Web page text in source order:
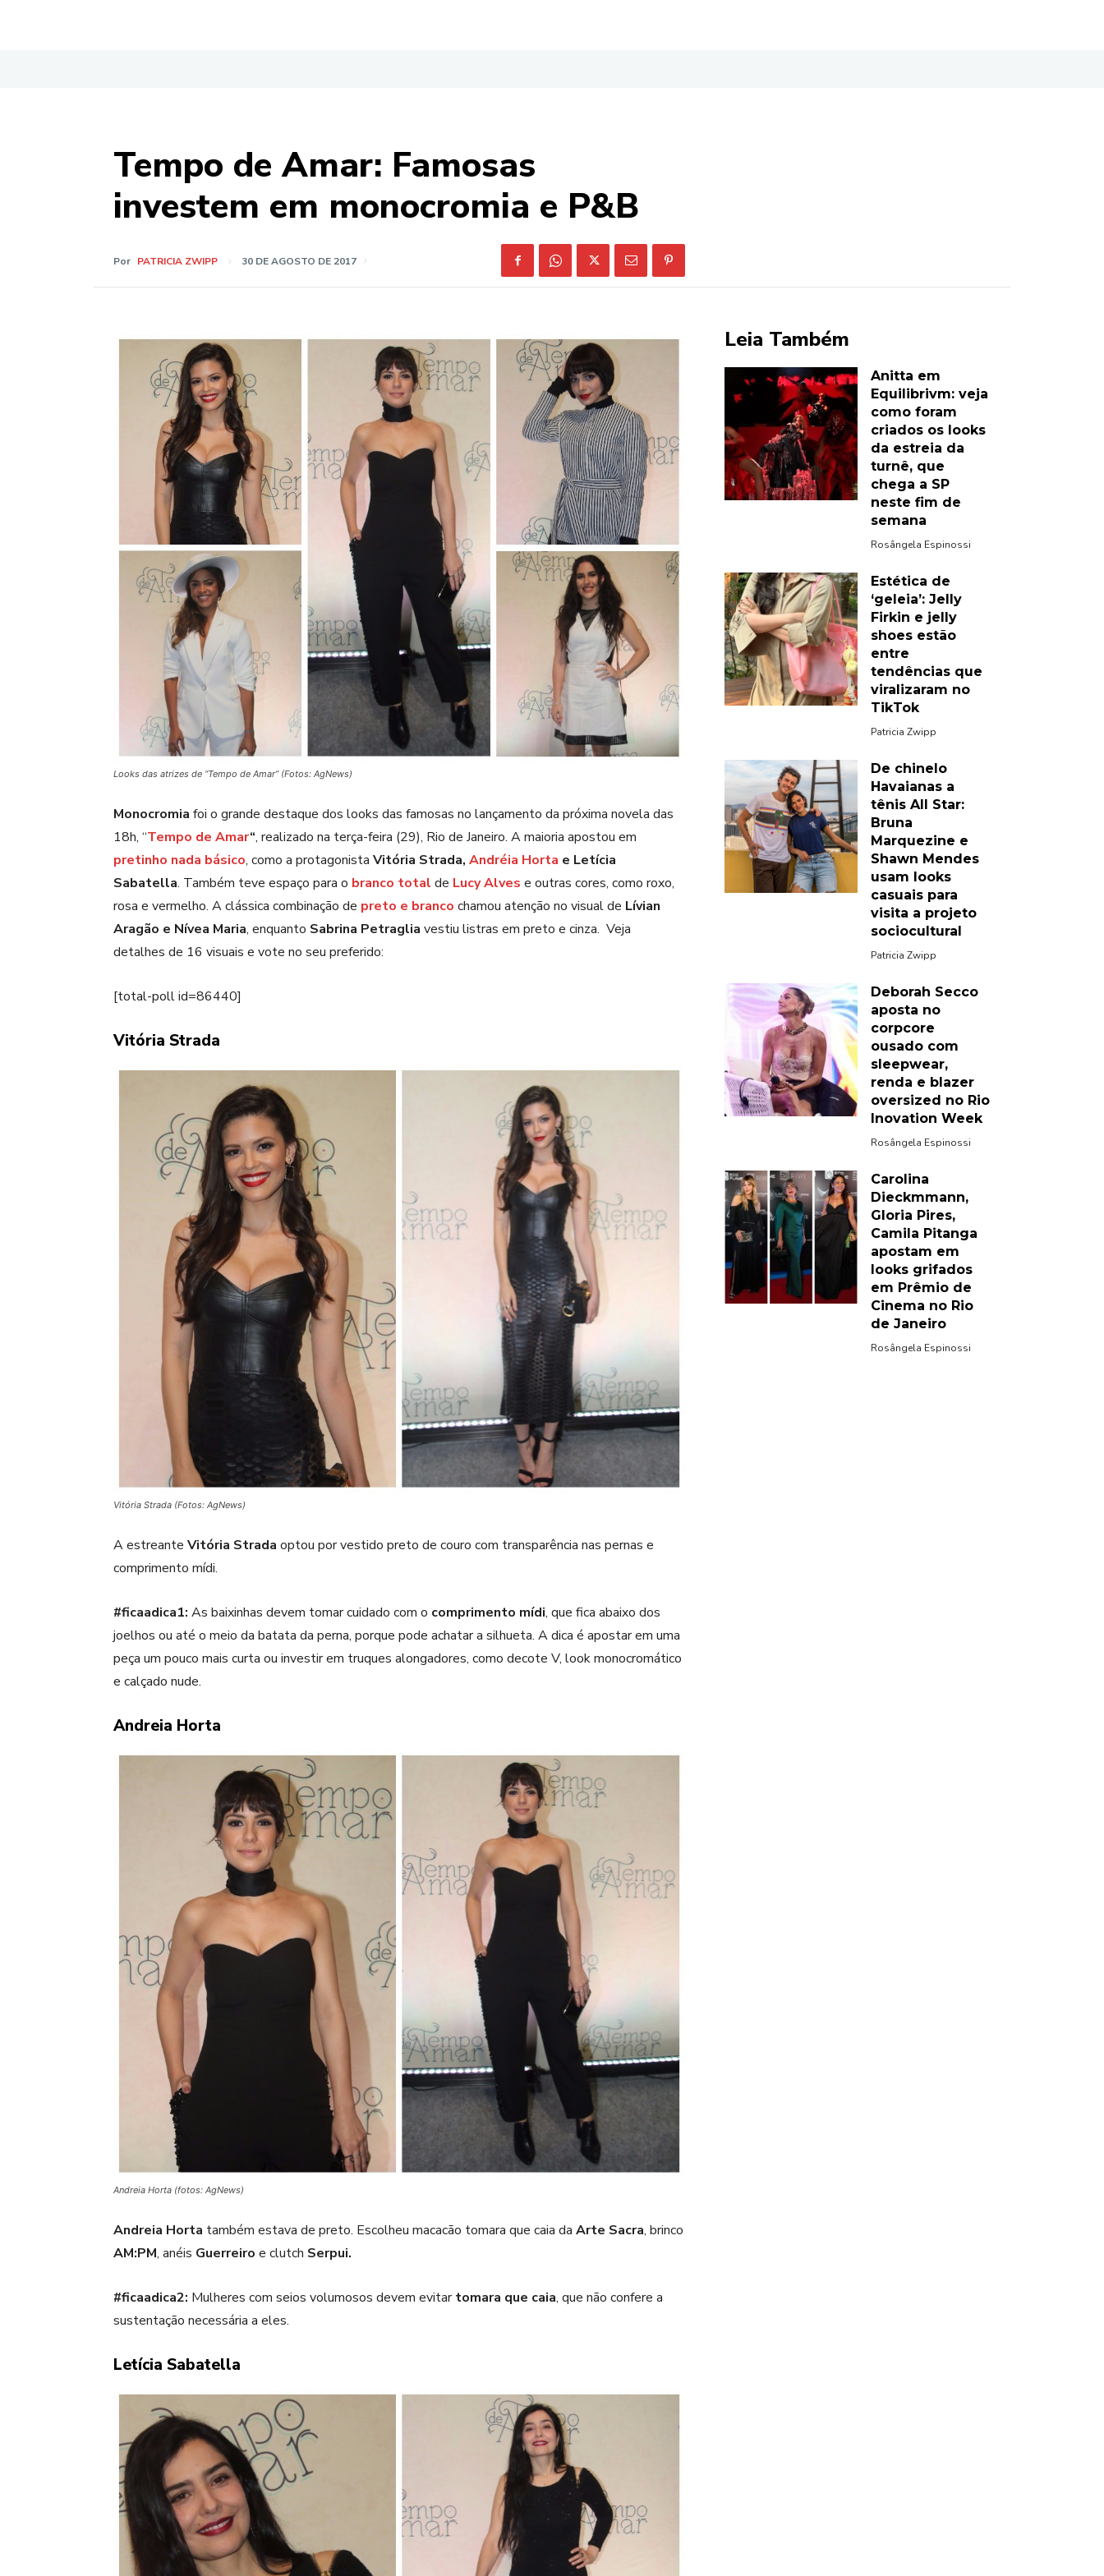
Tempo de Amar: Famosas
investem em monocromia e P&B
Por PATRICIA ZWIPP 30 DE AGOSTO DE 2017
Looks das atrizes de “Tempo de Amar” (Fotos: AgNews)
Monocromia foi o grande destaque dos looks das famosas no lançamento da próxima novela das
18h, “Tempo de Amar“, realizado na terça-feira (29), Rio de Janeiro. A maioria apostou em
pretinho nada básico, como a protagonista Vitória Strada, Andréia Horta e Letícia
Sabatella. Também teve espaço para o branco total de Lucy Alves e outras cores, como roxo,
rosa e vermelho. A clássica combinação de preto e branco chamou atenção no visual de Lívian
Aragão e Nívea Maria, enquanto Sabrina Petraglia vestiu listras em preto e cinza. Veja
detalhes de 16 visuais e vote no seu preferido:
[total-poll id=86440]
Vitória Strada
Vitória Strada (Fotos: AgNews)
A estreante Vitória Strada optou por vestido preto de couro com transparência nas pernas e
comprimento mídi.
#ficaadica1: As baixinhas devem tomar cuidado com o comprimento mídi, que fica abaixo dos
joelhos ou até o meio da batata da perna, porque pode achatar a silhueta. A dica é apostar em uma
peça um pouco mais curta ou investir em truques alongadores, como decote V, look monocromático
e calçado nude.
Andreia Horta
Andreia Horta (fotos: AgNews)
Andreia Horta também estava de preto. Escolheu macacão tomara que caia da Arte Sacra, brinco
AM:PM, anéis Guerreiro e clutch Serpui.
#ficaadica2: Mulheres com seios volumosos devem evitartomara que caia, que não confere a
sustentação necessária a eles.
Letícia Sabatella
Leia Também
Anitta em
Equilibrivm: veja
como foram
criados os looks
da estreia da
turnê, que
chega a SP
neste fim de
semana
Rosângela Espinossi
Estética de
‘geleia’: Jelly
Firkin e jelly
shoes estão
entre
tendências que
viralizaram no
TikTok
Patricia Zwipp
De chinelo
Havaianas a
tênis All Star:
Bruna
Marquezine e
Shawn Mendes
usam looks
casuais para
visita a projeto
sociocultural
Patricia Zwipp
Deborah Secco
aposta no
corpcore
ousado com
sleepwear,
renda e blazer
oversized no Rio
Inovation Week
Rosângela Espinossi
Carolina
Dieckmmann,
Gloria Pires,
Camila Pitanga
apostam em
looks grifados
em Prêmio de
Cinema no Rio
de Janeiro
Rosângela Espinossi